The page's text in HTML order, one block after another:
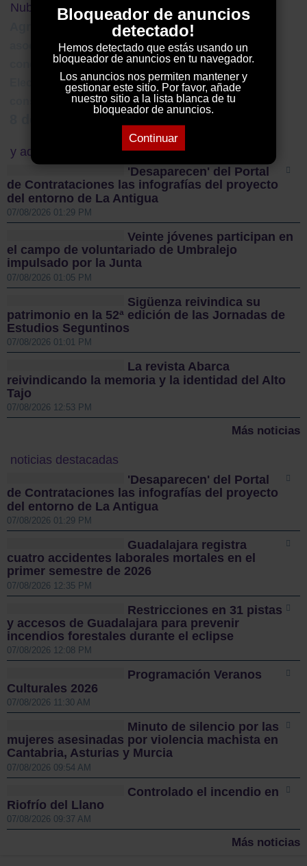
Bloqueador de anuncios
detectado!
Hemos detectado que estás usando un
bloqueador de anuncios en tu navegador.
Los anuncios nos permiten mantener y
gestionar este sitio. Por favor, añade
nuestro sitio a la lista blanca de tu
bloqueador de anuncios.
Continuar
Nube de Tags
susana martínez Extranjería
asociación belenistas mapa concesional
conciertos Almoguera susana ruiz
Elecciones 28 M carlos santiesteban
consejería igualdad garcía page Semana Santa
uah
y además...
'Desaparecen' del Portal
de Contrataciones las infografías del proyecto
del entorno de La Antigua
07/08/2026 01:29 PM
Veinte jóvenes participan en
el campo de voluntariado de Umbralejo
impulsado por la Junta
07/08/2026 01:05 PM
Sigüenza reivindica su
patrimonio en la 52ª edición de las Jornadas de
Estudios Seguntinos
07/08/2026 01:01 PM
La revista Abarca
reivindicando la memoria y la identidad del Alto
Tajo
07/08/2026 12:53 PM
Más noticias
noticias destacadas
'Desaparecen' del Portal
de Contrataciones las infografías del proyecto
del entorno de La Antigua
07/08/2026 01:29 PM
Guadalajara registra
cuatro accidentes laborales mortales en el
primer semestre de 2026
07/08/2026 12:35 PM
Restricciones en 31 pistas
y accesos de Guadalajara para prevenir
incendios forestales durante el eclipse
07/08/2026 12:08 PM
Programación Veranos
Culturales 2026
07/08/2026 11:30 AM
Minuto de silencio por las
mujeres asesinadas por violencia machista en
Cantabria, Asturias y Murcia
07/08/2026 09:54 AM
Controlado el incendio en
Riofrío del Llano
07/08/2026 09:37 AM
Más noticias